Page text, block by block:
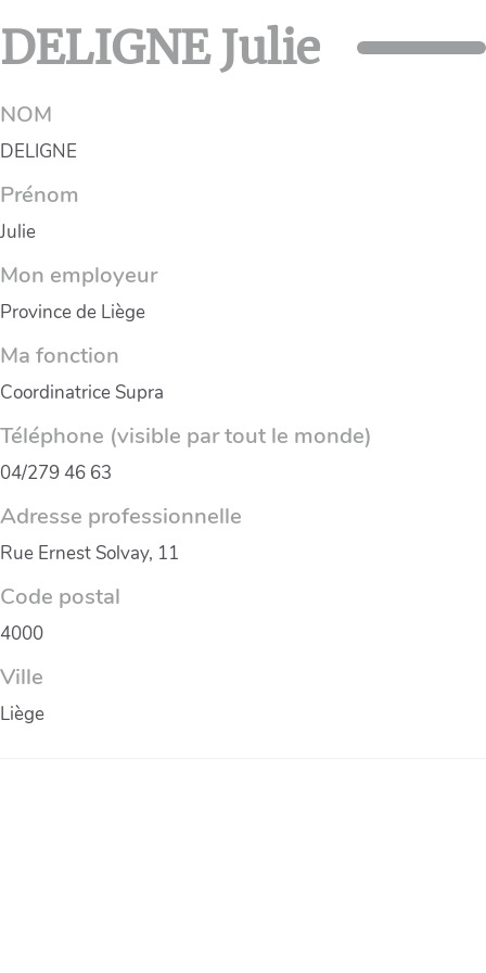
DELIGNE Julie
NOM
DELIGNE
Prénom
Julie
Mon employeur
Province de Liège
Ma fonction
Coordinatrice Supra
Téléphone (visible par tout le monde)
04/279 46 63
Adresse professionnelle
Rue Ernest Solvay, 11
Code postal
4000
Ville
Liège